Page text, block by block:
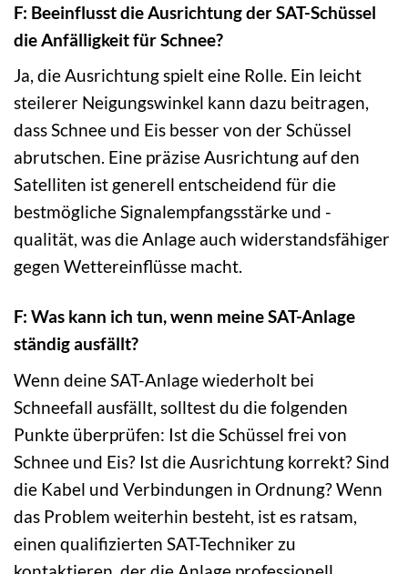
F: Beeinflusst die Ausrichtung der SAT-Schüssel
die Anfälligkeit für Schnee?
Ja, die Ausrichtung spielt eine Rolle. Ein leicht
steilerer Neigungswinkel kann dazu beitragen,
dass Schnee und Eis besser von der Schüssel
abrutschen. Eine präzise Ausrichtung auf den
Satelliten ist generell entscheidend für die
bestmögliche Signalempfangsstärke und -
qualität, was die Anlage auch widerstandsfähiger
gegen Wettereinflüsse macht.
F: Was kann ich tun, wenn meine SAT-Anlage
ständig ausfällt?
Wenn deine SAT-Anlage wiederholt bei
Schneefall ausfällt, solltest du die folgenden
Punkte überprüfen: Ist die Schüssel frei von
Schnee und Eis? Ist die Ausrichtung korrekt? Sind
die Kabel und Verbindungen in Ordnung? Wenn
das Problem weiterhin besteht, ist es ratsam,
einen qualifizierten SAT-Techniker zu